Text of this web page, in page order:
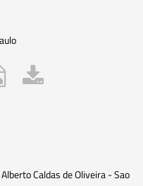
Caldas de Oliveira - Sao